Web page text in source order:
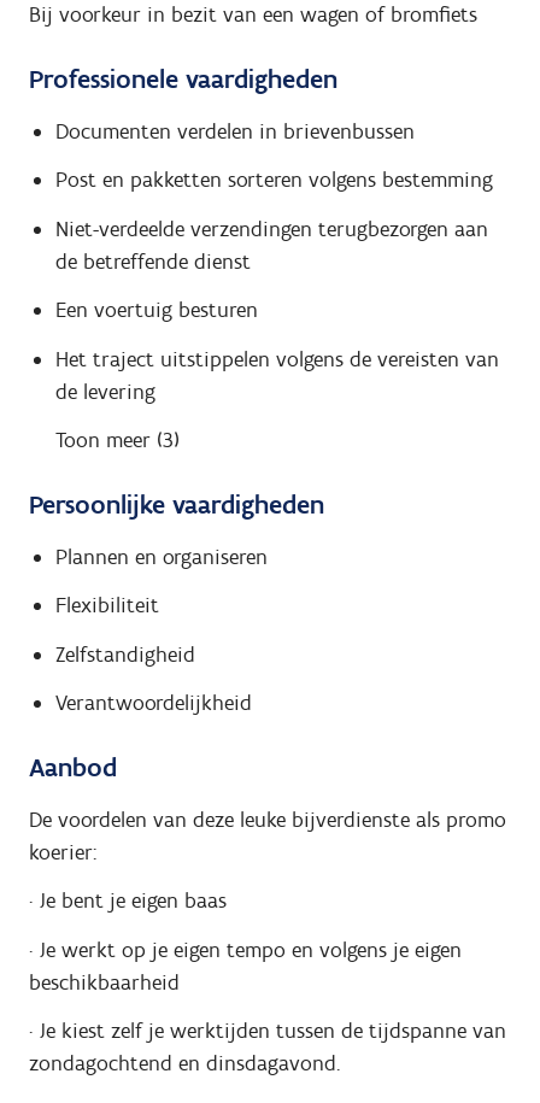
Bij voorkeur in bezit van een wagen of bromfiets
Professionele vaardigheden
Documenten verdelen in brievenbussen
Post en pakketten sorteren volgens bestemming
Niet-verdeelde verzendingen terugbezorgen aan
de betreffende dienst
Een voertuig besturen
Het traject uitstippelen volgens de vereisten van
de levering
Toon meer (3)
Persoonlijke vaardigheden
Plannen en organiseren
Flexibiliteit
Zelfstandigheid
Verantwoordelijkheid
Aanbod
De voordelen van deze leuke bijverdienste als promo
koerier:
· Je bent je eigen baas
· Je werkt op je eigen tempo en volgens je eigen
beschikbaarheid
· Je kiest zelf je werktijden tussen de tijdspanne van
zondagochtend en dinsdagavond.